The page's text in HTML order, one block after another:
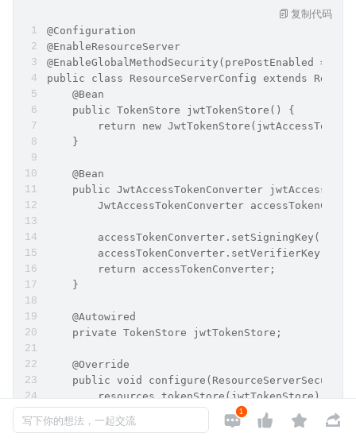
@Configuration
@EnableResourceServer
@EnableGlobalMethodSecurity(prePostEnabled =
public class ResourceServerConfig extends
    @Bean
    public TokenStore jwtTokenStore() {
return new
    }
    @Bean
public JwtAccessTokenConverter
JwtAccessTokenConverter
        return accessTokenConverter;
    }
    @Autowired
    private TokenStore jwtTokenStore;
    @Override
public void
        resources.tokenStore(jwtTokenStore);
}
复制代码
写下你的想法，一起交流 
1   